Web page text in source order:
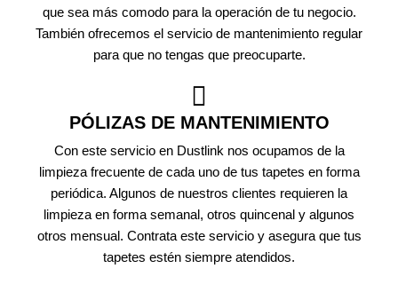
que sea más comodo para la operación de tu negocio.
También ofrecemos el servicio de mantenimiento regular
para que no tengas que preocuparte.
PÓLIZAS DE MANTENIMIENTO
Con este servicio en Dustlink nos ocupamos de la
limpieza frecuente de cada uno de tus tapetes en forma
periódica. Algunos de nuestros clientes requieren la
limpieza en forma semanal, otros quincenal y algunos
otros mensual. Contrata este servicio y asegura que tus
tapetes estén siempre atendidos.